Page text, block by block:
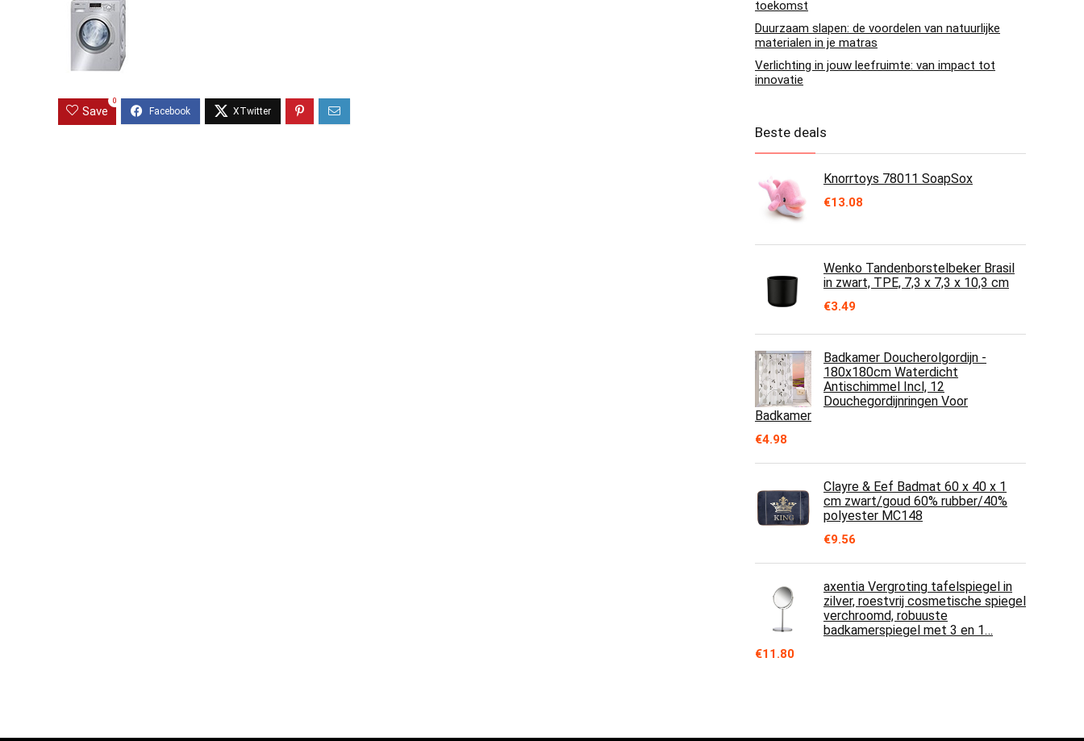
Save
0
toekomst
Duurzaam slapen: de voordelen van natuurlijke
materialen in je matras
Verlichting in jouw leefruimte: van impact tot
innovatie
Beste deals
Knorrtoys 78011 SoapSox
€13.08
Wenko Tandenborstelbeker Brasil
in zwart, TPE, 7,3 x 7,3 x 10,3 cm
€3.49
Badkamer Doucherolgordijn -
180x180cm Waterdicht
Antischimmel Incl, 12
Douchegordijnringen Voor
Badkamer
€4.98
Clayre & Eef Badmat 60 x 40 x 1
cm zwart/goud 60% rubber/40%
polyester MC148
€9.56
axentia Vergroting tafelspiegel in
zilver, roestvrij cosmetische spiegel
verchroomd, robuuste
badkamerspiegel met 3 en 1…
€11.80